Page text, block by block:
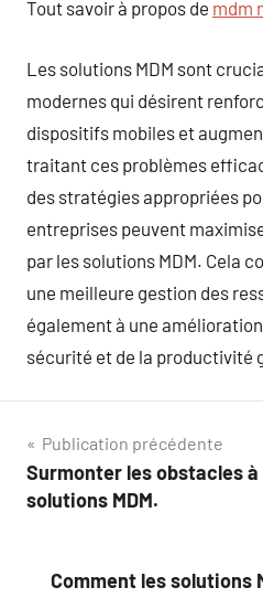
Tout savoir à propos de mdm
Les solutions MDM sont
modernes qui désirent
dispositifs mobiles et
traitant ces problèmes
des stratégies appropriées
entreprises peuvent
par les solutions MDM. Cela
une meilleure gestion des
également à une
sécurité et de la productivité
Navigation
de
Publication précédente
Surmonter les obstacles à
solutions MDM.
Comment les solutions